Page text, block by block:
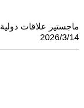
ماجستير علاقات دولية
2026/3/14